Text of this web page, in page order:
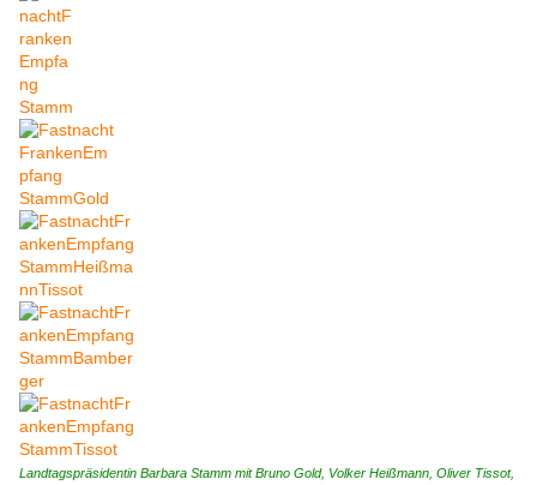
Landtagspräsidentin Barbara Stamm mit Bruno Gold, Volker Heißmann, Oliver Tissot,